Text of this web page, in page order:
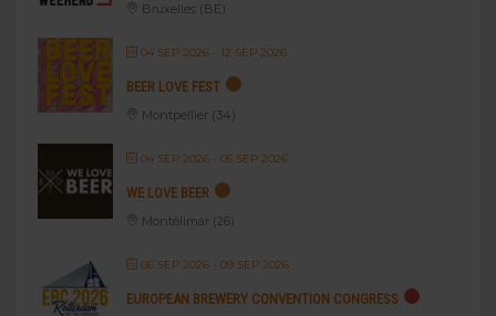
Bruxelles (BE)
04 SEP 2026- 12 SEP 2026
BEER LOVE FEST
Montpellier (34)
04 SEP 2026- 05 SEP 2026
WE LOVE BEER
Montélimar (26)
06 SEP 2026- 09 SEP 2026
EUROPEAN BREWERY CONVENTION CONGRESS